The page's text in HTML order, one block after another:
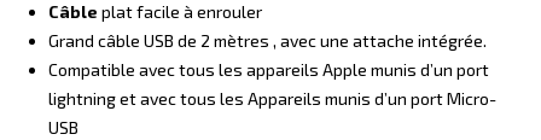
Câble plat facile à enrouler
Grand câble USB de 2 mètres , avec une attache intégrée.
Compatible avec tous les appareils Apple munis d’un port
lightning et avec tous les Appareils munis d’un port Micro-
USB